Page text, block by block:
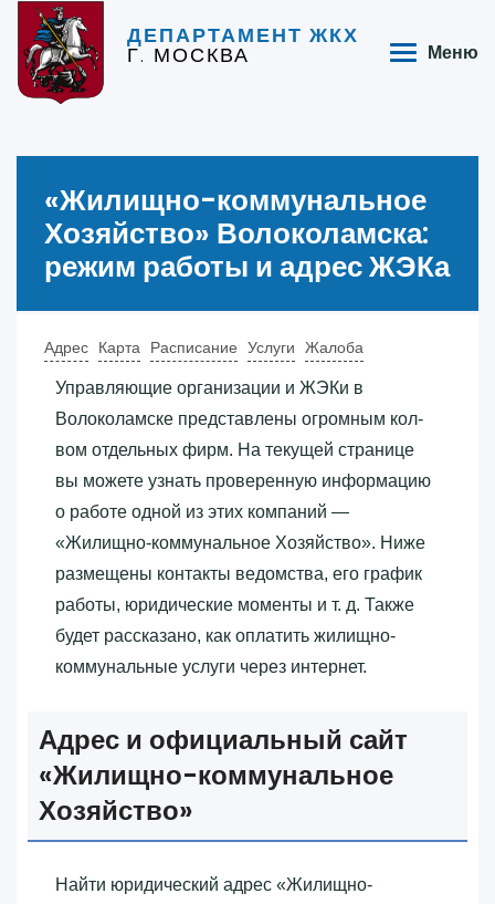
ДЕПАРТАМЕНТ ЖКХ
Г. МОСКВА Меню
«‎Жилищно-коммунальное
Хозяйство»‎ Волоколамска:
режим работы и адрес ЖЭКа
Адрес Карта Расписание Услуги Жалоба
Управляющие организации и ЖЭКи в
Волоколамске представлены огромным кол-
вом отдельных фирм. На текущей странице
вы можете узнать проверенную информацию
о работе одной из этих компаний —
«‎Жилищно-коммунальное Хозяйство»‎. Ниже
размещены контакты ведомства, его график
работы, юридические моменты и т. д. Также
будет рассказано, как оплатить жилищно-
коммунальные услуги через интернет.
Адрес и официальный сайт
«‎Жилищно-коммунальное
Хозяйство»‎
Найти юридический адрес «‎Жилищно-